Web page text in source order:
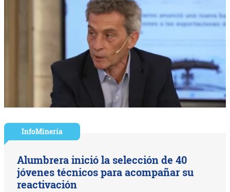
InfoMinería
Alumbrera inició la selección de 40
jóvenes técnicos para acompañar su
reactivación